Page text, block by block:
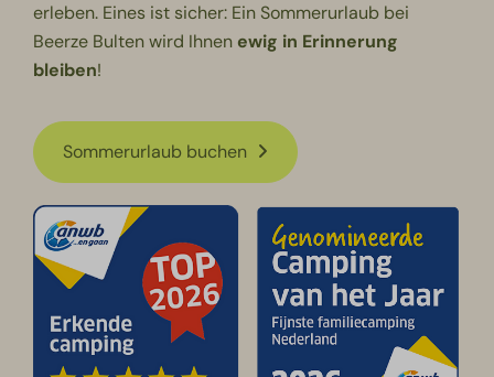
erleben. Eines ist sicher: Ein Sommerurlaub bei
Beerze Bulten wird Ihnen ewig in Erinnerung
bleiben!
Sommerurlaub buchen